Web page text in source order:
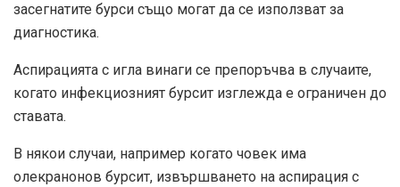
засегнатите бурси също могат да се използват за
диагностика.
Аспирацията с игла винаги се препоръчва в случаите,
когато инфекциозният бурсит изглежда е ограничен до
ставата.
В някои случаи, например когато човек има
олекранонов бурсит, извършването на аспирация с